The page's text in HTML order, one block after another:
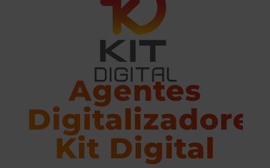
Agentes
Digitalizadores
Kit Digital